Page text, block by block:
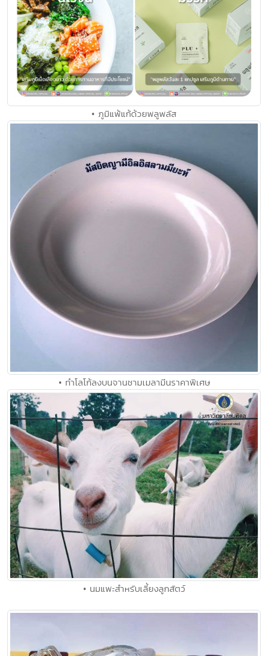
• ภูมิแพ้แก้ด้วยพลูพลัส
• ทำโลโก้ลงบนจานชามเมลามีนราคาพิเศษ
• นมแพะสำหรับเลี้ยงลูกสัตว์